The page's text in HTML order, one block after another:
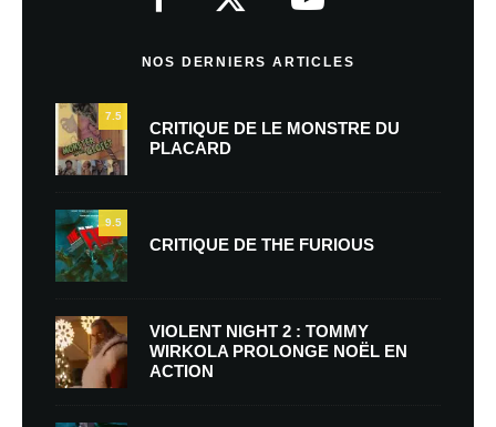
NOS DERNIERS ARTICLES
7.5
CRITIQUE DE LE MONSTRE DU
PLACARD
9.5
CRITIQUE DE THE FURIOUS
VIOLENT NIGHT 2 : TOMMY
WIRKOLA PROLONGE NOËL EN
ACTION